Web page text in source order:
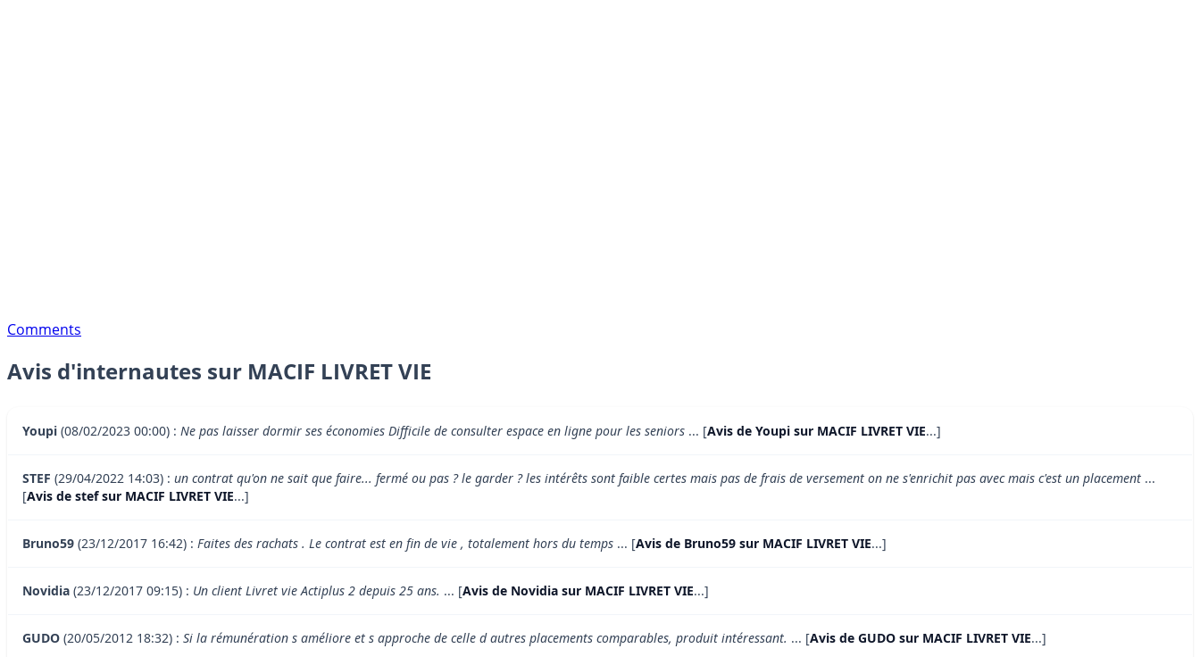
Comments
Avis d'internautes sur MACIF LIVRET VIE
Youpi (08/02/2023 00:00) : Ne pas laisser dormir ses économies Difficile de consulter espace en ligne pour les seniors ... [Avis de Youpi sur MACIF LIVRET VIE...]
STEF (29/04/2022 14:03) : un contrat qu'on ne sait que faire... fermé ou pas ? le garder ? les intérêts sont faible certes mais pas de frais de versement on ne s'enrichit pas avec mais c'est un placement ...
[Avis de stef sur MACIF LIVRET VIE...]
Bruno59 (23/12/2017 16:42) : Faites des rachats . Le contrat est en fin de vie , totalement hors du temps ... [Avis de Bruno59 sur MACIF LIVRET VIE...]
Novidia (23/12/2017 09:15) : Un client Livret vie Actiplus 2 depuis 25 ans. ... [Avis de Novidia sur MACIF LIVRET VIE...]
GUDO (20/05/2012 18:32) : Si la rémunération s améliore et s approche de celle d autres placements comparables, produit intéressant. ... [Avis de GUDO sur MACIF LIVRET VIE...]